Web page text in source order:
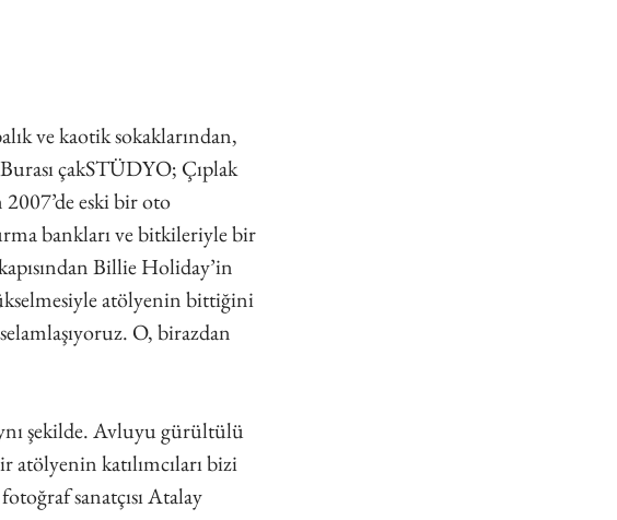
ve kaotik sokaklarından,
çakSTÜDYO; Çıplak
eski bir oto
bankları ve bitkileriyle bir
Billie Holiday’in
atölyenin bittiğini
O, birazdan
şekilde. Avluyu gürültülü
atölyenin katılımcıları bizi
sanatçısı Atalay